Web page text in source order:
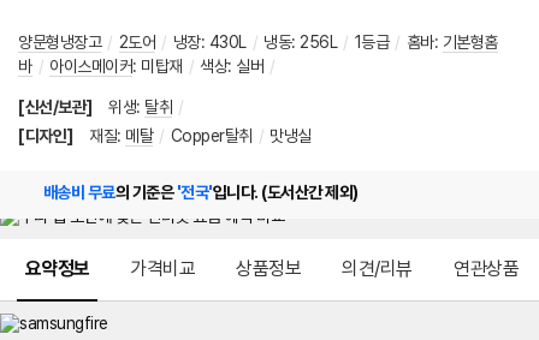
양문형냉장고 / 2도어 / 냉장: 430L / 냉동: 256L / 1등급 / 홈바: 기본형홈
바 / 아이스메이커: 미탑재 / 색상: 실버 /
[신선/보관] 위생: 탈취 /
[디자인]
재질: 메탈 / Copper탈취 / 맛냉실
배송비 무료의 기준은'전국'입니다. (도서산간 제외)
요약정보 가격비교 상품정보 의견/리뷰 연관상품